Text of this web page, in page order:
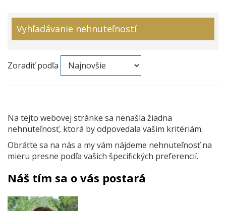
Vyhľadávanie nehnuteľností
Zoradiť podľa
Na tejto webovej stránke sa nenašla žiadna
nehnuteľnosť, ktorá by odpovedala vašim kritériám.
Obráťte sa na nás a my vám nájdeme nehnuteľnosť na
mieru presne podľa vašich špecifických preferencií.
Náš tím sa o vás postará